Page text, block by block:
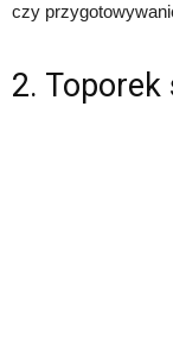
czy
2. Toporek